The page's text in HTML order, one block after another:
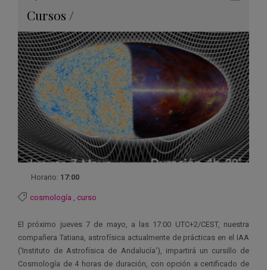
Cursos /
Horario: 17:00
cosmología curso
El próximo jueves 7 de mayo, a las 17:00 UTC+2/CEST, nuestra
compañera Tatiana, astrofísica actualmente de prácticas en el IAA
(‘Instituto de Astrofísica de Andalucía’), impartirá un cursillo de
Cosmología de 4 horas de duración, con opción a certificado de